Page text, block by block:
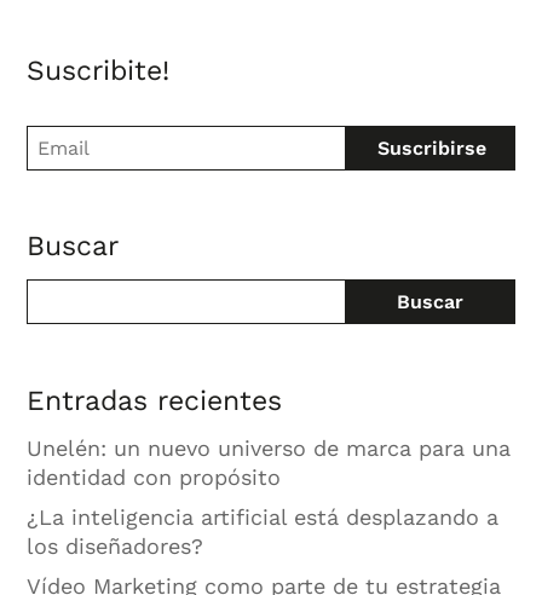
Suscribite!
Buscar
Buscar
Entradas recientes
Unelén: un nuevo universo de marca para una
identidad con propósito
¿La inteligencia artificial está desplazando a
los diseñadores?
Vídeo Marketing como parte de tu estrategia